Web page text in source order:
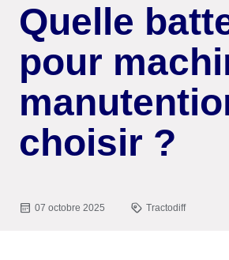
Quelle
pour
choisir ?
07 octobre 2025 Tractodiff